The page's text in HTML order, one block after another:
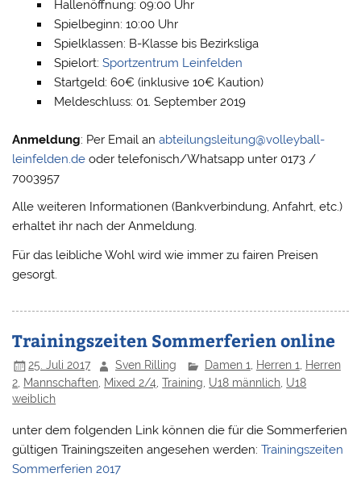
Hallenöffnung: 09:00 Uhr
Spielbeginn: 10:00 Uhr
Spielklassen: B-Klasse bis Bezirksliga
Spielort: Sportzentrum Leinfelden
Startgeld: 60€ (inklusive 10€ Kaution)
Meldeschluss: 01. September 2019
Anmeldung: Per Email anabteilungsleitung@volleyball-
leinfelden.de oder telefonisch/Whatsapp unter 0173 /
7003957
Alle weiteren Informationen (Bankverbindung, Anfahrt, etc.)
erhaltet ihr nach der Anmeldung.
Für das leibliche Wohl wird wie immer zu fairen Preisen
gesorgt.
Trainingszeiten Sommerferien online
25. Juli 2017 Sven Rilling Damen 1, Herren 1, Herren
2 Mannschaften Mixed 2/4 ,Training U18 männlich U18
weiblich
unter dem folgenden Link können die für die Sommerferien
gültigen Trainingszeiten angesehen werden:Trainingszeiten
Sommerferien 2017